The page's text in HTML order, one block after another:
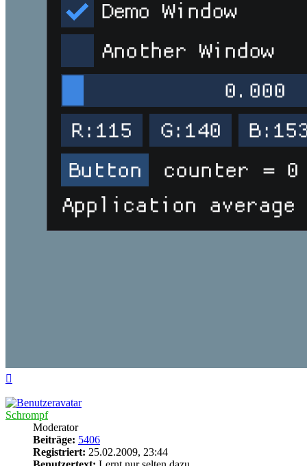
Schrompf
Moderator
Beiträge: 5406
Registriert: 25.02.2009, 23:44